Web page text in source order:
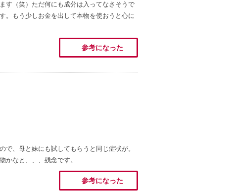
す（笑）ただ何にも成分は入ってなさそうで
。もう少しお金を出して本物を使おうと心に
参考になった
で、母と妹にも試してもらうと同じ症状が。
かなと、、、残念です。
参考になった